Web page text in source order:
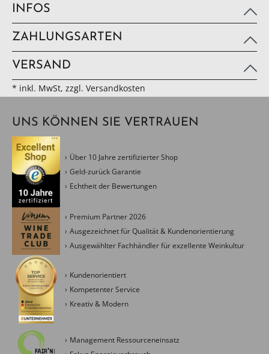
INFOS
ZAHLUNGSARTEN
VERSAND
* inkl. MwSt, zzgl. Versandkosten
UNS KÖNNEN SIE VERTRAUEN
Über 10 Jahre zertifizierter Shop
Geld-zurück Garantie
Echtheit der Bewertungen
Premium Partner 2026
Ausgezeichnet für Qualität & Kundenorientierung
Ausgewählter Fachhändler für exzellente Weinkultur
Kundenorientiert
Kompetenter Service
Kreativ & Modern
Management Ressourceneinsatz